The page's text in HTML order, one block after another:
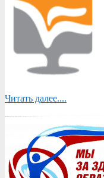
Читать далее....